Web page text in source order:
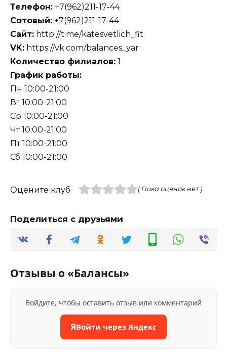
Телефон: +7(962)211-17-44
Сотовый: +7(962)211-17-44
Сайт: http://t.me/katesvetlich_fit
VK: https://vk.com/balances_yar
Количество филиалов: 1
График работы:
Пн 10:00-21:00
Вт 10:00-21:00
Ср 10:00-21:00
Чт 10:00-21:00
Пт 10:00-21:00
Сб 10:00-21:00
Оцените клуб ( Пока оценок нет )
Поделиться с друзьями
Отзывы о «Балансы»
Войдите, чтобы оставить отзыв или комментарий
ЯВойти через Яндекс